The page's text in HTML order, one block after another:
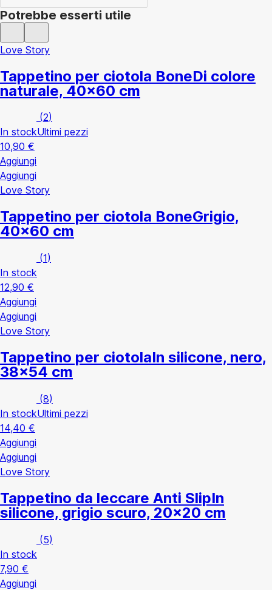
Potrebbe esserti utile
Love Story
Tappetino per ciotola BoneDi colore
naturale, 40x60 cm
(2)
In stockUltimi pezzi
10,90 €
Aggiungi
Aggiungi
Love Story
Tappetino per ciotola BoneGrigio,
40x60 cm
(1)
In stock
12,90 €
Aggiungi
Aggiungi
Love Story
Tappetino per ciotolaIn silicone, nero,
38x54 cm
(8)
In stockUltimi pezzi
14,40 €
Aggiungi
Aggiungi
Love Story
Tappetino da leccare Anti SlipIn
silicone, grigio scuro, 20x20 cm
(5)
In stock
7,90 €
Aggiungi